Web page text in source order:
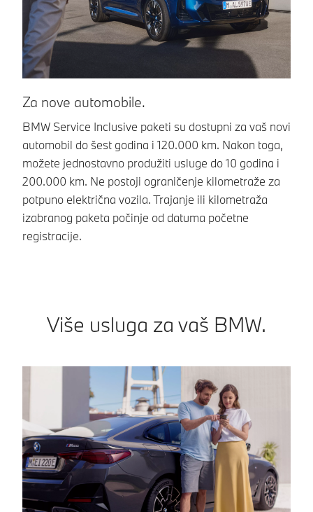
Za nove automobile.
BMW Service Inclusive paketi su dostupni za vaš novi
automobil do šest godina i 120.000 km. Nakon toga,
možete jednostavno produžiti usluge do 10 godina i
200.000 km. Ne postoji ograničenje kilometraže za
potpuno električna vozila. Trajanje ili kilometraža
izabranog paketa počinje od datuma početne
registracije.
Više usluga za vaš BMW.